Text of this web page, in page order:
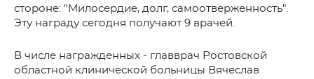
стороне: "Милосердие, долг, самоотверженность".
Эту награду сегодня получают 9 врачей.
В числе награжденных - главврач Ростовской
областной клинической больницы Вячеслав